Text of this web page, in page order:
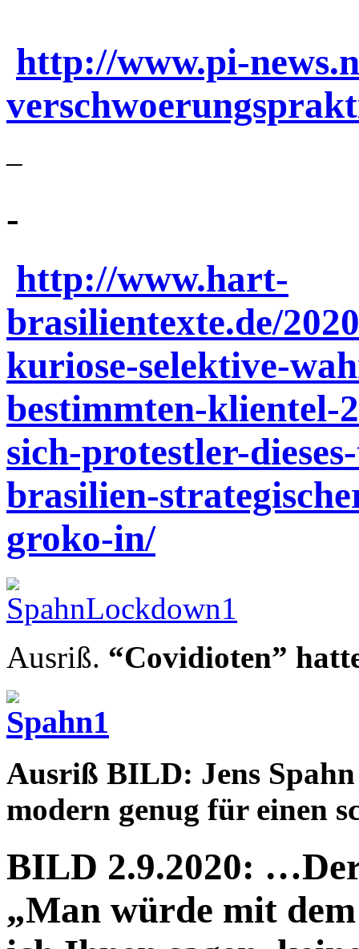
http://www.pi-
–
-
http://www.hart-
brasilientexte.de/
kuriose-selektive-
bestimmten-klientel-
sich-protestler-
brasilien-
groko-in/
Ausriß. “Covidioten”
Ausriß BILD: Jens
modern genug für einen
BILD 2.9.2020:
„Man würde mit